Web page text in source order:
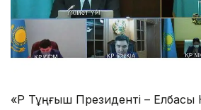
«ҚР Тұңғыш Президенті –